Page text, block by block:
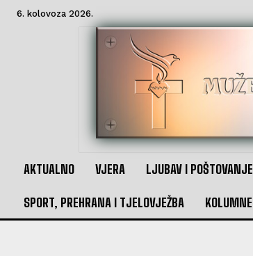
6. kolovoza 2026.
AKTUALNO VJERA LJUBAV I POŠTOVANJE
SPORT, PREHRANA I TJELOVJEŽBA KOLUMNE